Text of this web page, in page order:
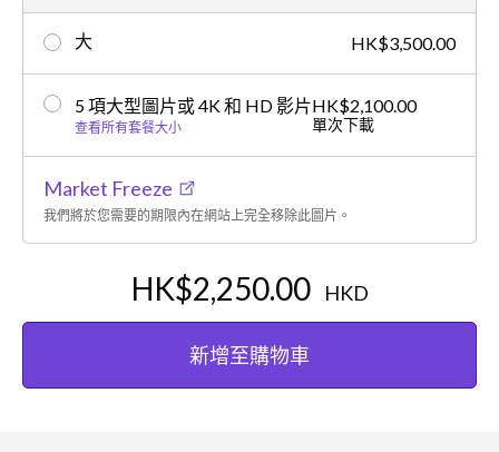
大 HK$3,500.00
5 項大型圖片或 4K 和 HD 影片
查看所有套餐大小
HK$2,100.00
單次下載
Market Freeze
我們將於您需要的期限內在網站上完全移除此圖片。
HK$2,250.00 HKD
新增至購物車